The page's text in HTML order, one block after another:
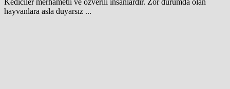
hayvanlara asla duyarsız ...